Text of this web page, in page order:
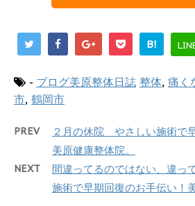
B!
- ブログ美原整体日誌 整体, 痛く
市, 鶴岡市
PREV
２月の休院 やさしい施術で
美原健康整体院。
NEXT
間違ってるのではない、違っ
施術で早期回復のお手伝い！